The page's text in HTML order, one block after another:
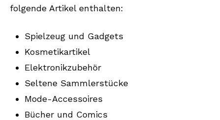
folgende Artikel enthalten:
Spielzeug und Gadgets
Kosmetikartikel
Elektronikzubehör
Seltene Sammlerstücke
Mode-Accessoires
Bücher und Comics